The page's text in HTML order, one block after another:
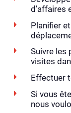
d’affaires
Planifier
Suivre les
visites
Effectuer
Si vous
nous